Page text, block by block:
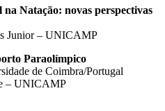
Natação: novas perspectivas
Junior – UNICAMP
Paraolímpico
de Coimbra/Portugal
– UNICAMP